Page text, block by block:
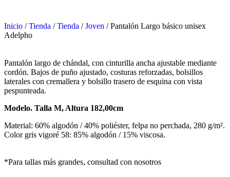
Inicio /Tienda /Tienda /Joven / Pantalón Largo básico unisex
Adelpho
Pantalón largo de chándal, con cinturilla ancha ajustable mediante
cordón. Bajos de puño ajustado, costuras reforzadas, bolsillos
laterales con cremallera y bolsillo trasero de esquina con vista
pespunteada.
Modelo. Talla M, Altura 182,00cm
Material: 60% algodón / 40% poliéster, felpa no perchada, 280 g/m².
Color gris vigoré 58: 85% algodón / 15% viscosa.
*Para tallas más grandes, consultad con nosotros